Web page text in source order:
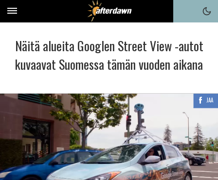
Näitä alueita Googlen Street View -autot
kuvaavat Suomessa tämän vuoden aikana
JAA